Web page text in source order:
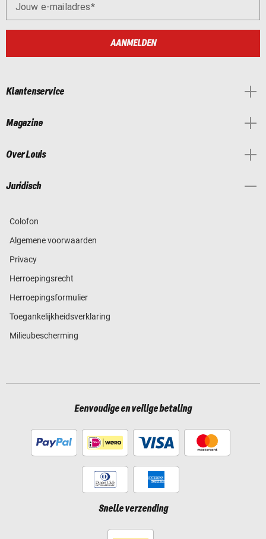
Jouw e-mailadres
AANMELDEN
Klantenservice
Magazine
Over Louis
Juridisch
Colofon
Algemene voorwaarden
Privacy
Herroepingsrecht
Herroepingsformulier
Toegankelijkheidsverklaring
Milieubescherming
Eenvoudige en veilige betaling
Snelle verzending